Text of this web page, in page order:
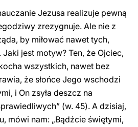
Jezusa realizuje pewną
zrezygnuje. Ale nie z
by miłować nawet tych,
jest motyw? Ten, że Ojciec,
wszystkich, nawet bez
że słońce Jego wschodzi
i On zsyła deszcz na
(w. 45). A dzisiaj,
mówi nam: „Bądźcie świętymi,